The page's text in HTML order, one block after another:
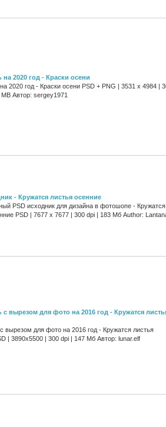
на 2020 год - Краски осени
2020 год - Краски осени PSD + PNG | 3531 x 4984 |
Автор: sergey1971
- Кружатся листья осенние
PSD исходник для дизайна в фотошопе - Кружатся
PSD | 7677 x 7677 | 300 dpi | 183 Мб Author:
с вырезом для фото на 2016 год - Кружатся
вырезом для фото на 2016 год - Кружатся листья
| 3890x5500 | 300 dpi | 147 Мб Автор: lunar.elf